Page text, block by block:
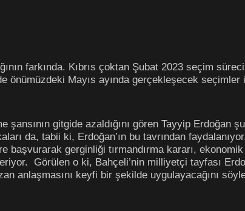
farkında. Kıbrıs çoktan Şubat 2023 seçim
önümüzdeki Mayıs ayında gerçekleşecek seçimler
gitgide azaldığını gören Tayyip Erdoğan
da, tabii ki, Erdoğan’ın bu tavrından
başvurarak gerginliği tırmandırma kararı,
Görülen o ki, Bahçeli’nin milliyetçi tayfası
anlaşmasını keyfi bir şekilde uygulayacağını